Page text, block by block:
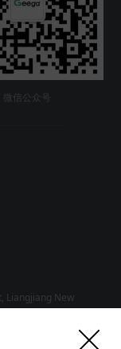
微信公众号
Liangjiang New